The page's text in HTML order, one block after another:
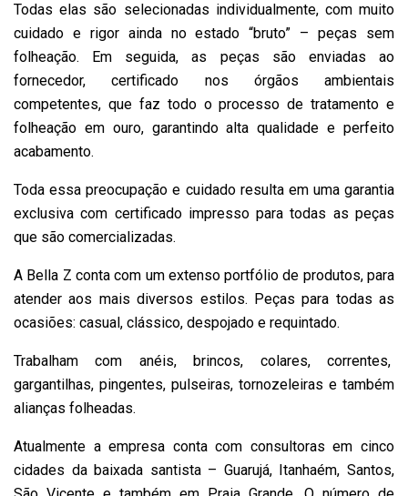
Todas elas são selecionadas individualmente, com muito
cuidado e rigor ainda no estado “bruto” – peças sem
folheação. Em seguida, as peças são enviadas ao
fornecedor, certificado nos órgãos ambientais
competentes, que faz todo o processo de tratamento e
folheação em ouro, garantindo alta qualidade e perfeito
acabamento.
Toda essa preocupação e cuidado resulta em uma garantia
exclusiva com certificado impresso para todas as peças
que são comercializadas.
A Bella Z conta com um extenso portfólio de produtos, para
atender aos mais diversos estilos. Peças para todas as
ocasiões: casual, clássico, despojado e requintado.
Trabalham com anéis, brincos, colares, correntes,
gargantilhas, pingentes, pulseiras, tornozeleiras e também
alianças folheadas.
Atualmente a empresa conta com consultoras em cinco
cidades da baixada santista – Guarujá, Itanhaém, Santos,